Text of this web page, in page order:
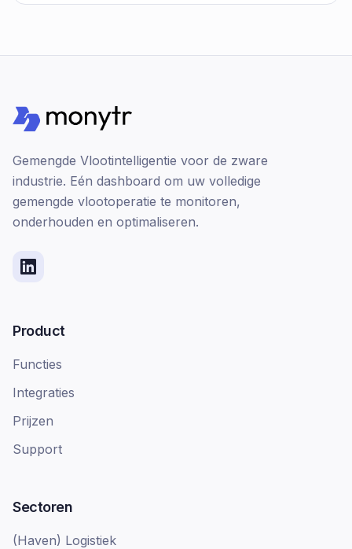
Gemengde Vlootintelligentie voor de zware
industrie. Eén dashboard om uw volledige
gemengde vlootoperatie te monitoren,
onderhouden en optimaliseren.
Product
Functies
Integraties
Prijzen
Support
Sectoren
(Haven) Logistiek